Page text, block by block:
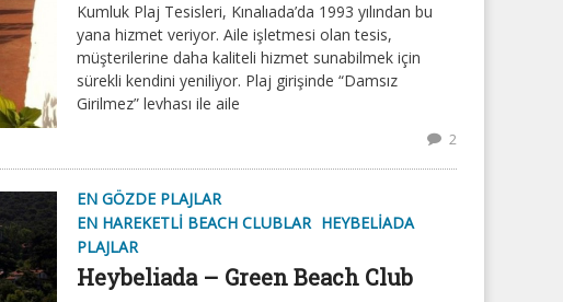
Kumluk Plaj Tesisleri, Kınalıada’da 1993 yılından bu
yana hizmet veriyor. Aile işletmesi olan tesis,
müşterilerine daha kaliteli hizmet sunabilmek için
sürekli kendini yeniliyor. Plaj girişinde “Damsız
Girilmez” levhası ile aile
2
EN GÖZDE PLAJLAR
EN HAREKETLI BEACH CLUBLAR HEYBELIADA
PLAJLAR
Heybeliada – Green Beach Club